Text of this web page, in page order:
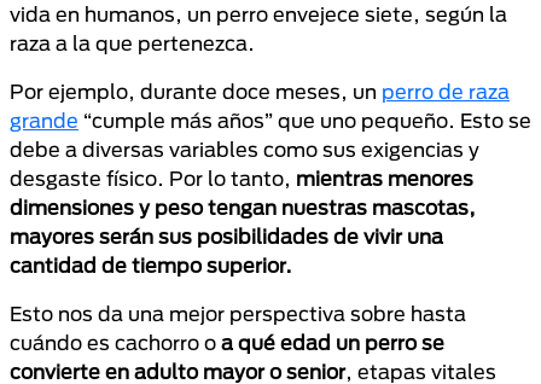
vida en humanos, un perro envejece siete, según la
raza a la que pertenezca.
Por ejemplo, durante doce meses, un perro de raza
grande “cumple más años” que uno pequeño. Esto se
debe a diversas variables como sus exigencias y
desgaste físico. Por lo tanto, mientras menores
dimensiones y peso tengan nuestras mascotas,
mayores serán sus posibilidades de vivir una
cantidad de tiempo superior.
Esto nos da una mejor perspectiva sobre hasta
cuándo es cachorro o a qué edad un perro se
convierte en adulto mayor o senior, etapas vitales